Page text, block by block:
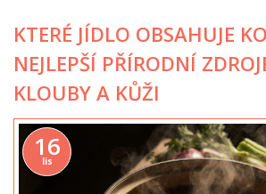
KTERÉ JÍDLO OBSAHUJE
NEJLEPŠÍ PŘÍRODNÍ
KLOUBY A KŮŽI
16
lis